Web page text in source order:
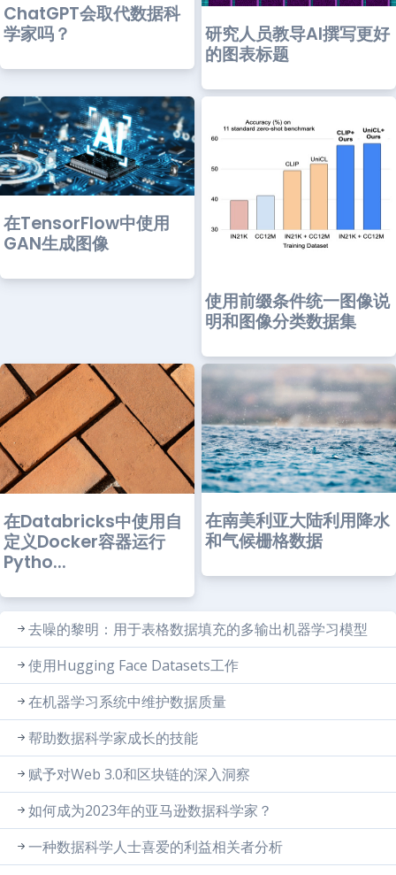
ChatGPT会取代数据科
学家吗？
研究人员教导AI撰写更好
的图表标题
在TensorFlow中使用
GAN生成图像
使用前缀条件统一图像说
明和图像分类数据集
在Databricks中使用自
定义Docker容器运行
Pytho...
在南美利亚大陆利用降水
和气候栅格数据
去噪的黎明：用于表格数据填充的多输出机器学习模型
使用Hugging Face Datasets工作
在机器学习系统中维护数据质量
帮助数据科学家成长的技能
赋予对Web 3.0和区块链的深入洞察
如何成为2023年的亚马逊数据科学家？
一种数据科学人士喜爱的利益相关者分析